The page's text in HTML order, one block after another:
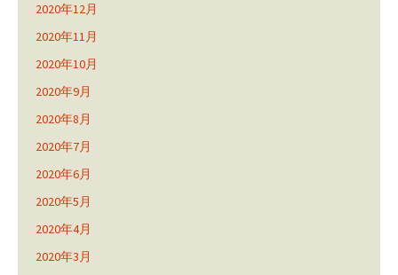
2020年12月
2020年11月
2020年10月
2020年9月
2020年8月
2020年7月
2020年6月
2020年5月
2020年4月
2020年3月